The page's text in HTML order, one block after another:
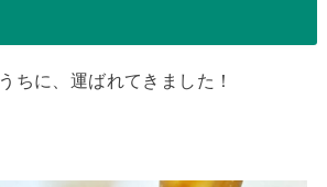
ちに、運ばれてきました！